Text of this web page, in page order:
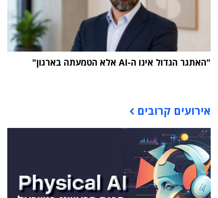
"האתגר הגדול אינו ה-AI אלא הטמעתה בארגון"
אירועים קרובים